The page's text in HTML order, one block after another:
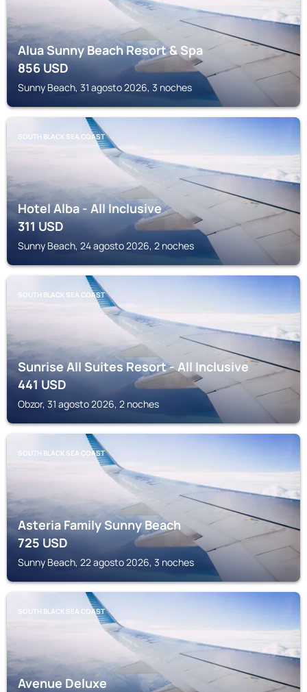
Alua Sunny Beach Resort & Spa
856USD
Sunny Beach, 31 agosto 2026, 3 noches
SOUTH BLACK SEA COAST
Hotel Alba - All Inclusive
311USD
Sunny Beach, 24 agosto 2026, 2 noches
SOUTH BLACK SEA COAST
Sunrise All Suites Resort - All Inclusive
441USD
Obzor, 31 agosto 2026, 2 noches
SOUTH BLACK SEA COAST
Asteria Family Sunny Beach
725USD
Sunny Beach, 22 agosto 2026, 3 noches
SOUTH BLACK SEA COAST
Avenue Deluxe